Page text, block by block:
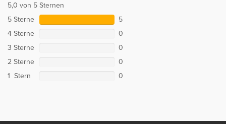
5,0 von 5 Sternen
5 Sterne
5
4 Sterne
0
3 Sterne
0
2 Sterne
0
1 Stern
0